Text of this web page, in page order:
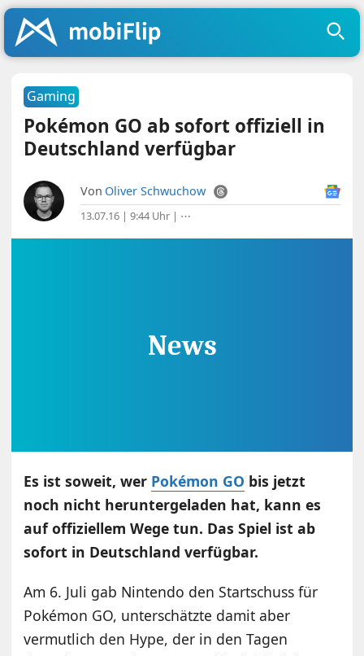
Gaming
Pokémon GO ab sofort offiziell in
Deutschland verfügbar
Von Oliver Schwuchow
13.07.16 | 9:44 Uhr | ⋯
Es ist soweit, wer Pokémon GO bis jetzt
noch nicht heruntergeladen hat, kann es
auf offiziellem Wege tun. Das Spiel ist ab
sofort in Deutschland verfügbar.
Am 6. Juli gab Nintendo den Startschuss für
Pokémon GO, unterschätzte damit aber
vermutlich den Hype, der in den Tagen